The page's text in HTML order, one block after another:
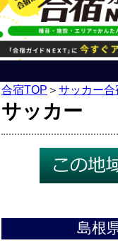
合宿TOP ＞ サッカー合
サッカー
島根